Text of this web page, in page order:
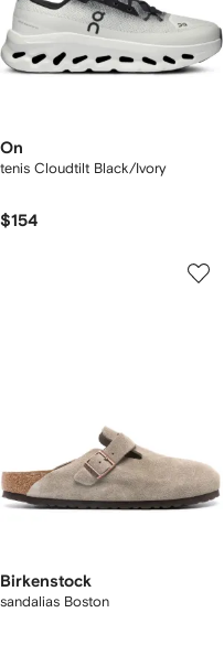
On
tenis Cloudtilt Black/Ivory
$154
Birkenstock
sandalias Boston